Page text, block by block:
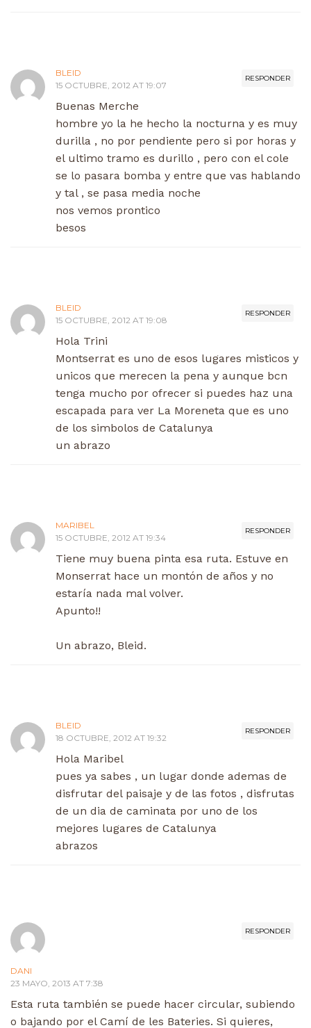
RESPONDER
BLEID
15 OCTUBRE, 2012 AT 19:07
Buenas Merche
hombre yo la he hecho la nocturna y es muy
durilla , no por pendiente pero si por horas y
el ultimo tramo es durillo , pero con el cole
se lo pasara bomba y entre que vas hablando
y tal , se pasa media noche
nos vemos prontico
besos
RESPONDER
BLEID
15 OCTUBRE, 2012 AT 19:08
Hola Trini
Montserrat es uno de esos lugares misticos y
unicos que merecen la pena y aunque bcn
tenga mucho por ofrecer si puedes haz una
escapada para ver La Moreneta que es uno
de los simbolos de Catalunya
un abrazo
RESPONDER
MARIBEL
15 OCTUBRE, 2012 AT 19:34
Tiene muy buena pinta esa ruta. Estuve en
Monserrat hace un montón de años y no
estaría nada mal volver.
Apunto!!
Un abrazo, Bleid.
RESPONDER
BLEID
18 OCTUBRE, 2012 AT 19:32
Hola Maribel
pues ya sabes , un lugar donde ademas de
disfrutar del paisaje y de las fotos , disfrutas
de un dia de caminata por uno de los
mejores lugares de Catalunya
abrazos
RESPONDER
DANI
23 MAYO, 2013 AT 7:38
Esta ruta también se puede hacer circular, subiendo
o bajando por el Camí de les Bateries. Si quieres,